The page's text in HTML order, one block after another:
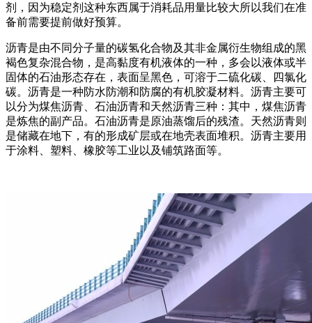
剂，因为稳定剂这种东西属于消耗品用量比较大所以我们在准
备前需要提前做好预算。
沥青是由不同分子量的碳氢化合物及其非金属衍生物组成的黑
褐色复杂混合物，是高黏度有机液体的一种，多会以液体或半
固体的石油形态存在，表面呈黑色，可溶于二硫化碳、四氯化
碳。沥青是一种防水防潮和防腐的有机胶凝材料。沥青主要可
以分为煤焦沥青、石油沥青和天然沥青三种：其中，煤焦沥青
是炼焦的副产品。石油沥青是原油蒸馏后的残渣。天然沥青则
是储藏在地下，有的形成矿层或在地壳表面堆积。沥青主要用
于涂料、塑料、橡胶等工业以及铺筑路面等。